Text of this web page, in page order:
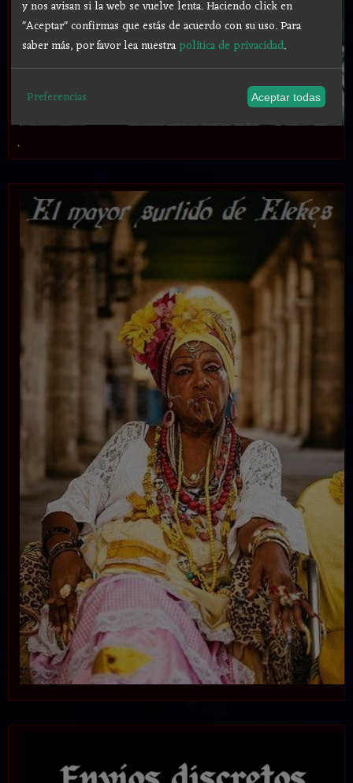
.
y nos avisan si la web se vuelve lenta. Haciendo click en
"Aceptar" confirmas que estás de acuerdo con su uso.Para
saber más, por favor lea nuestrapolítica de privacidad.
Preferencias Aceptar todas